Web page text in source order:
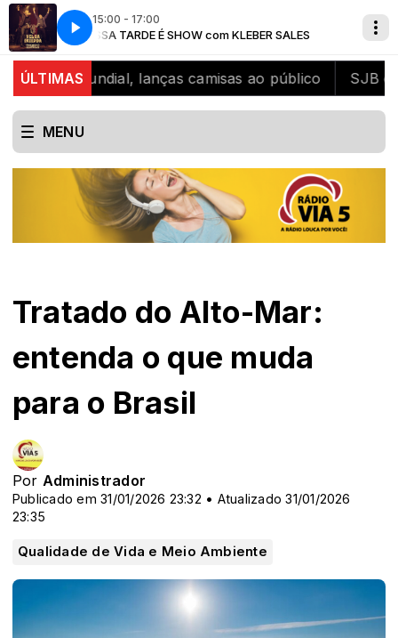
15:00 - 17:00
NOSSA TARDE É SHOW com KLEBER SALES
Rionegro e Solimões - Velha Fazenda
ÚLTIMAS
mundial, lanças camisas ao público SJB
MENU
Tratado do Alto-Mar:
entenda o que muda
para o Brasil
Por Administrador
Publicado em 31/01/2026 23:32 • Atualizado 31/01/2026
23:35
Qualidade de Vida e Meio Ambiente